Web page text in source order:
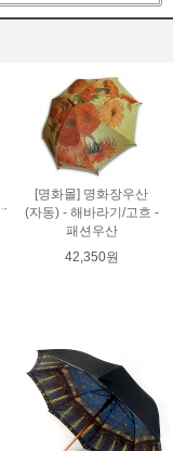
[명화몰] 명화장우산
(자동) - 해바라기/고흐 -
패션우산
42,350원